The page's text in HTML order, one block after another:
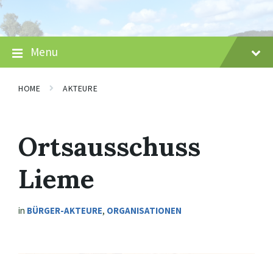
Skip
to
content
Skip
to
main
navigation
Skip
to
footer
Menu
HOME AKTEURE
Ortsausschuss
Lieme
in BÜRGER-AKTEURE, ORGANISATIONEN